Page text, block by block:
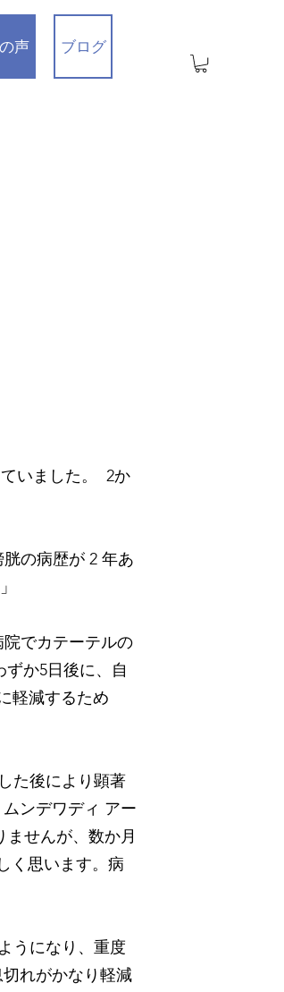
声 ブログ
いました。 2か
の病歴が 2 年あ
でカテーテルの
か5日後に、自
軽減するため
た後により顕著
ンデワディ アー
せんが、数か月
く思います。病
うになり、重度
れがかなり軽減